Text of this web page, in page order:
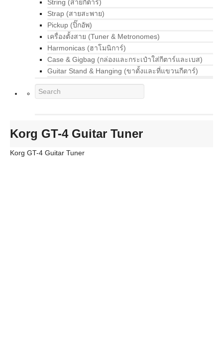
String (สายกีต้าร์)
Strap (สายสะพาย)
Pickup (ปิ๊กอัพ)
เครื่องตั้งสาย (Tuner & Metronomes)
Harmonicas (ฮาโมนิการ์)
Case & Gigbag (กล่องและกระเป๋าใส่กีตาร์และเบส)
Guitar Stand & Hanging (ขาตั้งและที่แขวนกีตาร์)
Korg GT-4 Guitar Tuner
Korg GT-4 Guitar Tuner